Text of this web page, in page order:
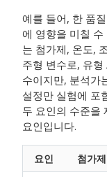
예를 들어, 한 품
에 영향을 미칠
는 첨가제, 온도,
주형 변수로, 유
수이지만, 분석가
설정만 실험에 포
두 요인의 수준을
요인입니다.
요인 첨가제